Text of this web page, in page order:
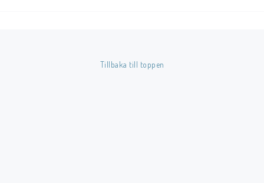
Betala enkelt i förskott till konto i Nordea eller med Swish.
Tillbaka till toppen